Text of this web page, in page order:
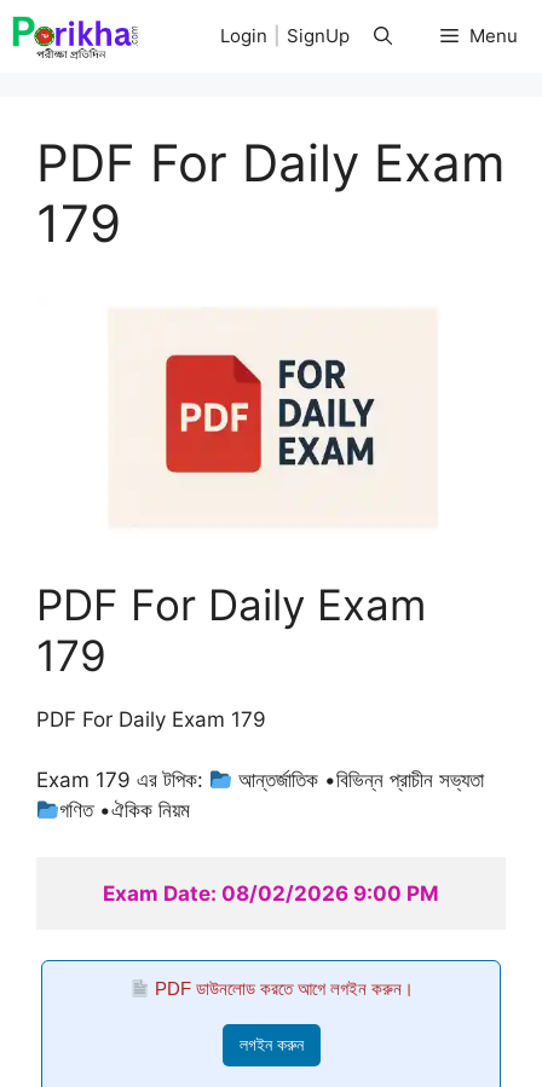
Skip
to
Menu
Login SignUp
PDF For Daily Exam
179
PDF For Daily Exam
179
PDF For Daily Exam 179
Exam 179 এর টপিক:
আন্তর্জাতিক •বিভিন্ন প্রাচীন সভ্যতা
গণিত •ঐকিক নিয়ম
Exam Date: 08/02/2026 9:00 PM
PDF ডাউনলোড করতে আগে লগইন করুন।
লগইন করুন